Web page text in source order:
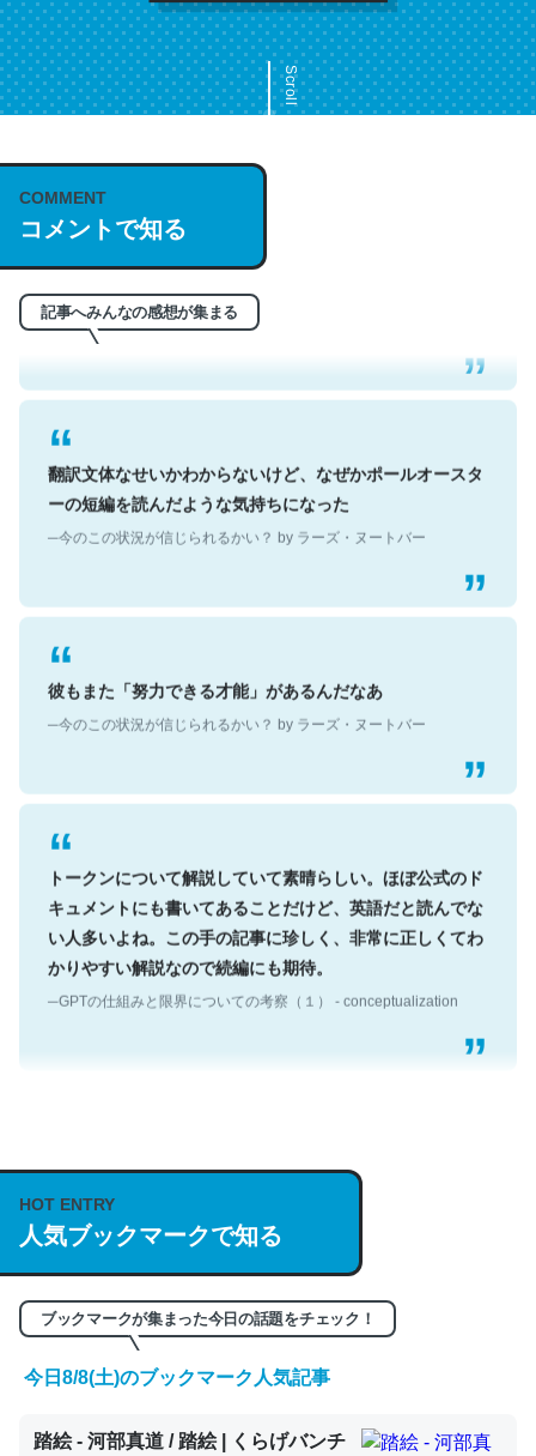
Scroll
COMMENT
コメントで知る
記事へみんなの感想が集まる
これは名文。彼はとてもクレバーなんだろうなと凄く思
う。英語少しでも読める人は原文もお勧め。自分はこの流
─今のこの状況が信じられるかい？ by ラーズ・ヌートバー
翻訳文体なせいかわからないけど、なぜかポールオースタ
ーの短編を読んだような気持ちになった
─今のこの状況が信じられるかい？ by ラーズ・ヌートバー
彼もまた「努力できる才能」があるんだなあ
─今のこの状況が信じられるかい？ by ラーズ・ヌートバー
トークンについて解説していて素晴らしい。ほぼ公式のド
キュメントにも書いてあることだけど、英語だと読んでな
い人多いよね。この手の記事に珍しく、非常に正しくてわ
かりやすい解説なので続編にも期待。
─GPTの仕組みと限界についての考察（１） - conceptualization
説してる記事が少ないので貴重な良記事。/続編来た
https://isobe324649.hatenablog.com/entry/2023/03/27
/064121
─GPTの仕組みと限界についての考察（１） - conceptualization
くらい。小説でいう「ずっと前の伏線」は回収されないけ
HOT ENTRY
人気ブックマークで知る
ブックマークが集まった今日の話題をチェック！
今日8/8(土)のブックマーク人気記事
踏絵 - 河部真道 / 踏絵 | くらげバンチ